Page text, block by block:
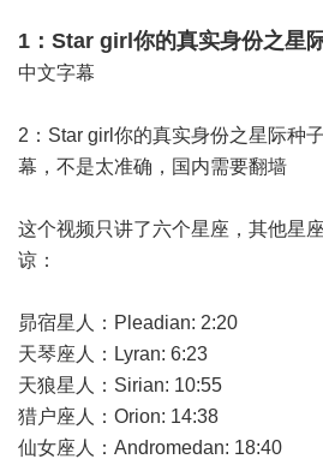
1：Star girl你的真实身份之星
中文字幕
2：Star girl你的真实身份之星际种
幕，不是太准确，国内需要翻墙
这个视频只讲了六个星座，其他星
谅：
昴宿星人：Pleadian: 2:20
天琴座人：Lyran: 6:23
天狼星人：Sirian: 10:55
猎户座人：Orion: 14:38
仙女座人：Andromedan: 18:40